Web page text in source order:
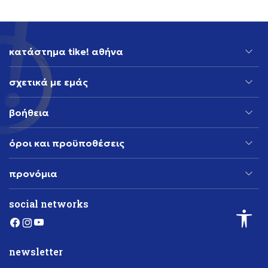
κατάστημα tike! αθήνα
σχετικά με εμάς
βοήθεια
όροι και προϋποθέσεις
προνόμια
social networks
newsletter